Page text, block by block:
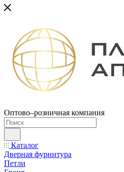
Оптово–розничная компания
Каталог
Дверная фурнитура
Петли